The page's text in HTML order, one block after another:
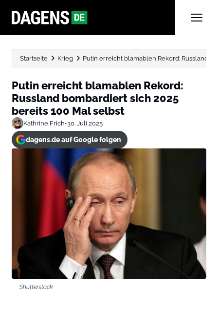
Startseite Krieg Putin erreicht blamablen Rekord: Russland
Putin erreicht blamablen Rekord:
Russland bombardiert sich 2025
bereits 100 Mal selbst
Kathrine Frich•30. Juli 2025
dagens.de auf Google folgen
Shutterstock